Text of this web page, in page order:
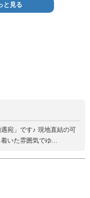
と見る
宛」です♪ 現地直結の可
いた雰囲気でゆ...